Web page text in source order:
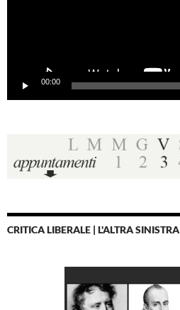
00:00
CRITICA LIBERALE | L'ALTRA SINISTRA